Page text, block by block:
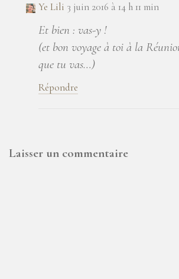
Ye Lili 3 juin 2016 à 14 h 11 min
Et bien : vas-y !
(et bon voyage à toi à la
que tu vas…)
Répondre
Laisser un commentaire